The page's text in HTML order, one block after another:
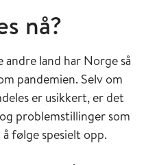
diabetes (18). Også
dødsfall var høyere
kan reflektere
eller endring i
av overgang til
til
eller andre faktorer
nå?
land har Norge så
pandemien. Selv om
er usikkert, er det
problemstillinger som
følge spesielt opp.